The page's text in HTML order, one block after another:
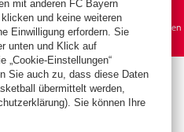
FAQ Kontakt Verträge hier kündigen